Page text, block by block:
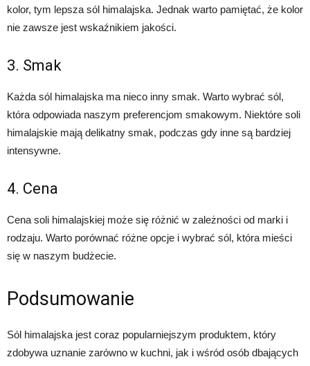
kolor, tym lepsza sól himalajska. Jednak warto pamiętać, że kolor
nie zawsze jest wskaźnikiem jakości.
3. Smak
Każda sól himalajska ma nieco inny smak. Warto wybrać sól,
która odpowiada naszym preferencjom smakowym. Niektóre soli
himalajskie mają delikatny smak, podczas gdy inne są bardziej
intensywne.
4. Cena
Cena soli himalajskiej może się różnić w zależności od marki i
rodzaju. Warto porównać różne opcje i wybrać sól, która mieści
się w naszym budżecie.
Podsumowanie
Sól himalajska jest coraz popularniejszym produktem, który
zdobywa uznanie zarówno w kuchni, jak i wśród osób dbających